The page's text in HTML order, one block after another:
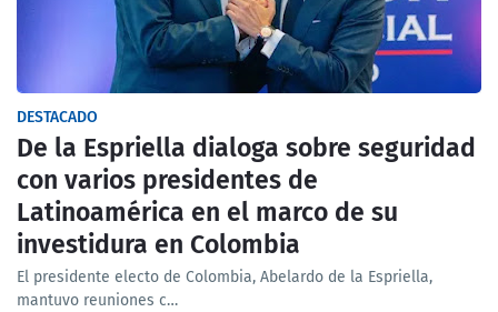
DESTACADO
De la Espriella dialoga sobre seguridad
con varios presidentes de
Latinoamérica en el marco de su
investidura en Colombia
El presidente electo de Colombia, Abelardo de la Espriella,
mantuvo reuniones c…